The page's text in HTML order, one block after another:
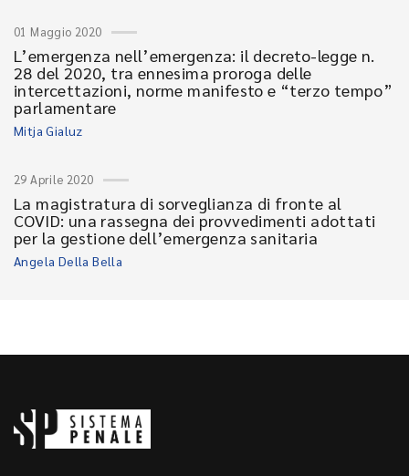
01 Maggio 2020
L’emergenza nell’emergenza: il decreto-legge n.
28 del 2020, tra ennesima proroga delle
intercettazioni, norme manifesto e “terzo tempo”
parlamentare
Mitja Gialuz
29 Aprile 2020
La magistratura di sorveglianza di fronte al
COVID: una rassegna dei provvedimenti adottati
per la gestione dell’emergenza sanitaria
Angela Della Bella